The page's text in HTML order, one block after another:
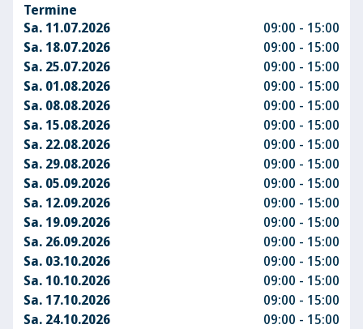
Termine
Sa. 11.07.2026
09:00 - 15:00
Sa. 18.07.2026
09:00 - 15:00
Sa. 25.07.2026
09:00 - 15:00
Sa. 01.08.2026
09:00 - 15:00
Sa. 08.08.2026
09:00 - 15:00
Sa. 15.08.2026
09:00 - 15:00
Sa. 22.08.2026
09:00 - 15:00
Sa. 29.08.2026
09:00 - 15:00
Sa. 05.09.2026
09:00 - 15:00
Sa. 12.09.2026
09:00 - 15:00
Sa. 19.09.2026
09:00 - 15:00
Sa. 26.09.2026
09:00 - 15:00
Sa. 03.10.2026
09:00 - 15:00
Sa. 10.10.2026
09:00 - 15:00
Sa. 17.10.2026
09:00 - 15:00
Sa. 24.10.2026
09:00 - 15:00